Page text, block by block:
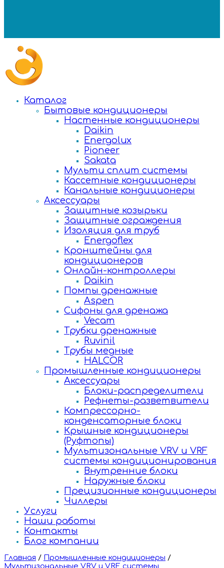
Каталог
Бытовые кондиционеры
Настенные кондиционеры
Daikin
Energolux
Pioneer
Sakata
Мульти сплит системы
Кассетные кондиционеры
Канальные кондиционеры
Аксессуары
Защитные козырьки
Защитные ограждения
Изоляция для труб
Energoflex
Кронштейны для
кондиционеров
Онлайн-контроллеры
Daikin
Помпы дренажные
Aspen
Сифоны для дренажа
Vecam
Трубки дренажные
Ruvinil
Трубы медные
HALCOR
Промышленные кондиционеры
Аксессуары
Блоки-распределители
Рефнеты-разветвители
Компрессорно-
конденсаторные блоки
Крышные кондиционеры
(Руфтопы)
Мультизональные VRV и VRF
системы кондиционирования
Внутренние блоки
Наружные блоки
Прецизионные кондиционеры
Чиллеры
Услуги
Наши работы
Контакты
Блог компании
Главная / Промышленные кондиционеры /
Мультизональные VRV и VRF системы